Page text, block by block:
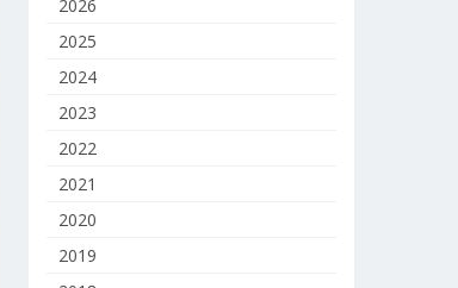
2026
2025
2024
2023
2022
2021
2020
2019